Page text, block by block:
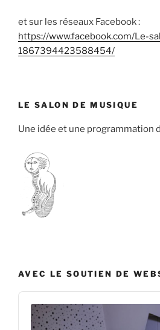
et sur les réseaux Facebook :
https://www.facebook.com/Le-
1867394423588454/
LE SALON DE MUSIQUE
Une idée et une programmation
AVEC LE SOUTIEN DE
Audio
Player